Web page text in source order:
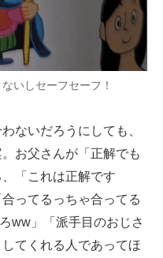
いしセーフセーフ！
ないだろうにしても、
お父さんが「正解でも
「これは正解です
ってるっちゃ合ってる
ww」「派手目のおじさ
てくれる人であってほ